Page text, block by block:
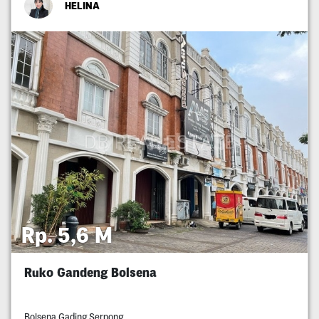
HELINA
Rp. 5,6 M
Ruko Gandeng Bolsena